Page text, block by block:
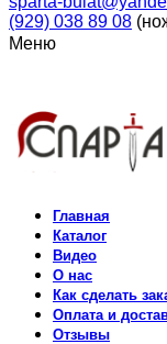
(929) 038 89 08
Меню
Главная
Каталог
Видео
О нас
Как сделать
Оплата и
Отзывы